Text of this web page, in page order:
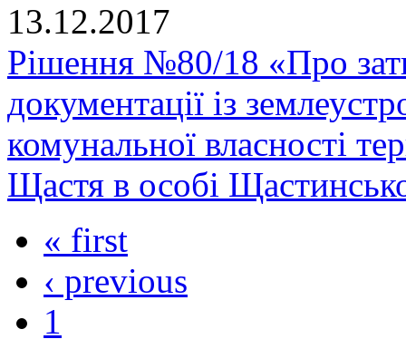
13.12.2017
Рішення №80/18 «Про
документації із
комунальної власності
Щастя в особі
« first
‹ previous
1